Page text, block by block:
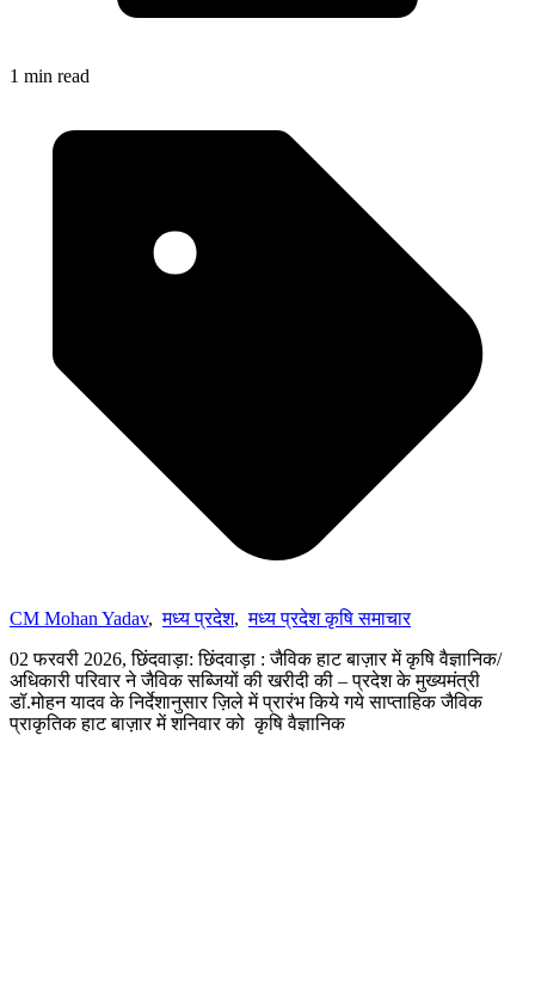
1 min read
CM Mohan Yadav,मध्य प्रदेश,मध्य प्रदेश कृषि समाचार
02 फरवरी 2026, छिंदवाड़ा: छिंदवाड़ा : जैविक हाट बाज़ार में कृषि वैज्ञानिक/
अधिकारी परिवार ने जैविक सब्जियों की खरीदी की – प्रदेश के मुख्यमंत्री
डॉ.मोहन यादव के निर्देशानुसार ज़िले में प्रारंभ किये गये साप्ताहिक जैविक
प्राकृतिक हाट बाज़ार में शनिवार को कृषि वैज्ञानिक